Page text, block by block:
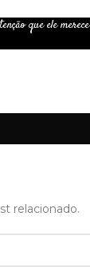
que ele merece
relacionado.